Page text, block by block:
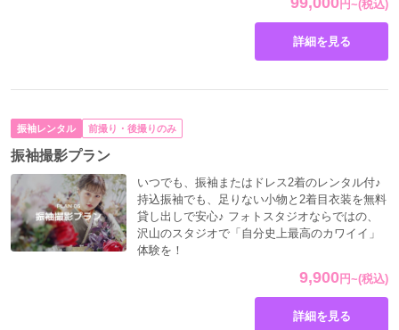
円~(税込)
詳細を見る
振袖レンタル 前撮り・後撮りのみ
振袖撮影プラン
9,900 円~(税込)
いつでも、振袖またはドレス2着のレンタル付♪
持込振袖でも、足りない小物と2着目衣装を無料
貸し出しで安心♪ フォトスタジオならではの、
沢山のスタジオで「自分史上最高のカワイイ」
体験を！
詳細を見る